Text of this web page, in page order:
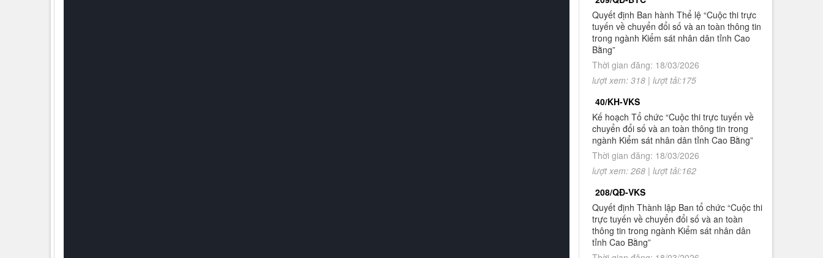
ngân sách quý I năm 2026
9.Quyết định công nhận kết quả và trao
giải thưởng Cuộc thi trực tuyến về
chuyển đổi số và an toàn thông tin
trong ngành Kiểm sát nhân dân tỉnh
Cao Bằng
10.Thông báo Kết quả Cuộc thi trực
tuyến về chuyển đổi số và an toàn
thông tin trong ngành Kiểm sát nhân
dân tỉnh Cao Bằng
1.Thông báo tuyển sinh đào tạo trình độ
thạc sĩ ngành Luật hình sự và tố tụng
đợt 2 năm 2026
Quyết định Ban hành Thể lệ “Cuộc thi trực
tuyến về chuyển đổi số và an toàn thông tin
trong ngành Kiểm sát nhân dân tỉnh Cao
Bằng”
Thời gian đăng: 18/03/2026
lượt xem: 318 | lượt tải:175
40/KH-VKS
Kế hoạch Tổ chức “Cuộc thi trực tuyến về
chuyển đổi số và an toàn thông tin trong
ngành Kiểm sát nhân dân tỉnh Cao Bằng”
Thời gian đăng: 18/03/2026
lượt xem: 268 | lượt tải:162
208/QĐ-VKS
Quyết định Thành lập Ban tổ chức “Cuộc thi
trực tuyến về chuyển đổi số và an toàn
thông tin trong ngành Kiểm sát nhân dân
tỉnh Cao Bằng”